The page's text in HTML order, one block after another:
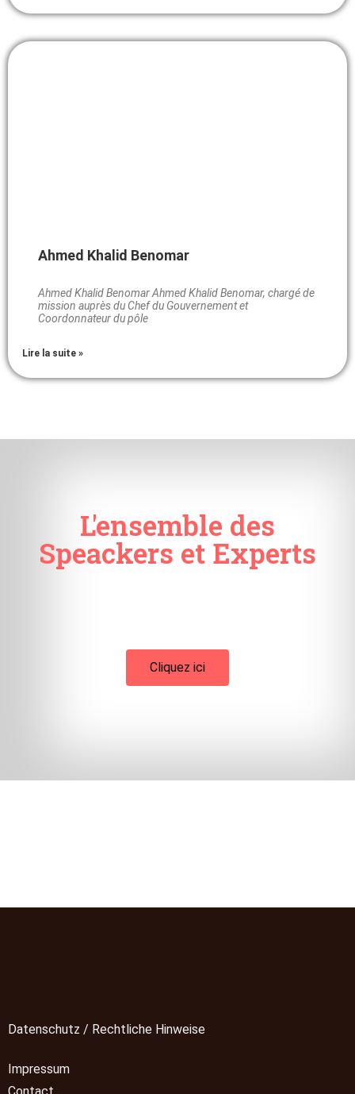
Ahmed Khalid Benomar
Ahmed Khalid Benomar Ahmed Khalid Benomar, chargé de
mission auprès du Chef du Gouvernement et
Coordonnateur du pôle
Lire la suite »
L'ensemble des
Speackers et Experts
Cliquez ici
Datenschutz / Rechtliche Hinweise
Impressum